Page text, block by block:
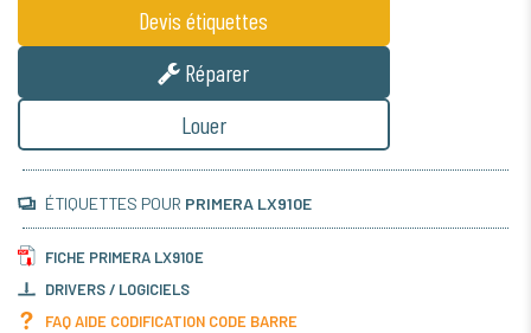
Devis étiquettes
Réparer
Louer
ÉTIQUETTES POUR PRIMERA LX910E
FICHE PRIMERA LX910E
DRIVERS / LOGICIELS
FAQ AIDE CODIFICATION CODE BARRE